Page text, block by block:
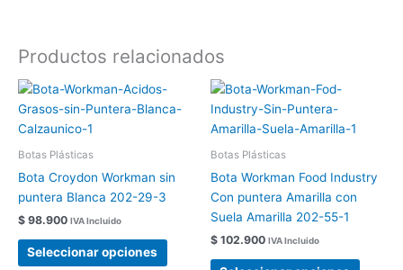
Productos relacionados
Botas Plásticas
Bota Croydon Workman sin
puntera Blanca 202-29-3
$ 98.900 IVA Incluido
Seleccionar opciones
Este
producto
múltiples
elegir
Botas Plásticas
Bota Workman Food Industry
Con puntera Amarilla con
Suela Amarilla 202-55-1
$ 102.900 IVA Incluido
Las